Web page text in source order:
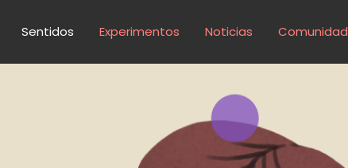
Sentidos Experimentos Noticias Comunidad